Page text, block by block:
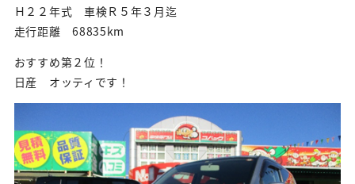
Ｈ２２年式 車検Ｒ５年３月迄
走行距離 68835km
おすすめ第２位！
日産 オッティです！